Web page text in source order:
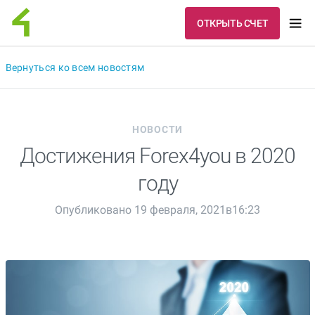
ОТКРЫТЬ СЧЕТ
Вернуться ко всем новостям
НОВОСТИ
Достижения Forex4you в 2020
году
Опубликовано 19 февраля, 2021в16:23